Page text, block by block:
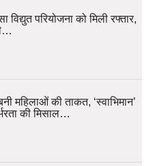
परियोजना को मिली रफ्तार,
महिलाओं की ताकत, ‘स्वाभिमान’
की मिसाल…